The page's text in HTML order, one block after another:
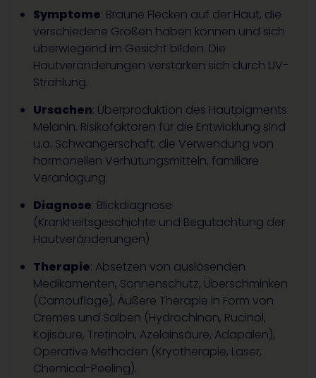
Symptome: Braune Flecken auf der Haut, die
verschiedene Größen haben können und sich
überwiegend im Gesicht bilden. Die
Hautveränderungen verstärken sich durch UV-
Strahlung.
Ursachen: Überproduktion des Hautpigments
Melanin. Risikofaktoren für die Entwicklung sind
u.a. Schwangerschaft, die Verwendung von
hormonellen Verhütungsmitteln, familiäre
Veranlagung.
Diagnose: Blickdiagnose
(Krankheitsgeschichte und Begutachtung der
Hautveränderungen)
Therapie: Absetzen von auslösenden
Medikamenten, Sonnenschutz, Überschminken
(Camouflage), Äußere Therapie in Form von
Cremes und Salben (Hydrochinon, Rucinol,
Kojisäure, Tretinoin, Azelainsäure, Adapalen),
Operative Methoden (Kryotherapie, Laser,
Chemical-Peeling).